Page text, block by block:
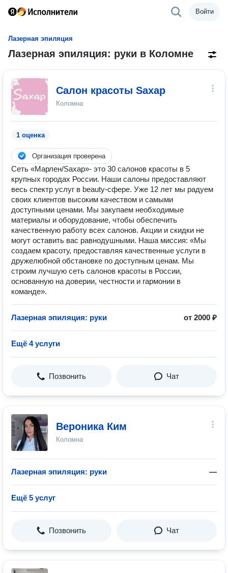
Войти
Лазерная эпиляция
Лазерная эпиляция: руки в Коломне
Салон красоты Saxap
Коломна
1 оценка
Организация проверена
Сеть «Марлен/Saxap»- это 30 салонов красоты в 5
крупных городах России. Наши салоны предоставляют
весь спектр услуг в beauty-сфере. Уже 12 лет мы радуем
своих клиентов высоким качеством и самыми
доступными ценами. Мы закупаем необходимые
материалы и оборудование, чтобы обеспечить
качественную работу всех салонов. Акции и скидки не
могут оставить вас равнодушными. Наша миссия: «Мы
создаем красоту, предоставляя качественные услуги в
дружелюбной обстановке по доступным ценам. Мы
строим лучшую сеть салонов красоты в России,
основанную на доверии, честности и гармонии в
команде».
Лазерная эпиляция: руки от 2000 ₽
Ещё 4 услуги
Позвонить Чат
Вероника Ким
Коломна
Лазерная эпиляция: руки —
Ещё 5 услуг
Позвонить Чат